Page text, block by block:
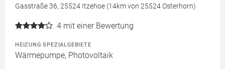
Gasstraße 36, 25524 Itzehoe (14km von 25524 Osterhorn)
4 mit einer Bewertung
HEIZUNG SPEZIALGEBIETE
Wärmepumpe, Photovoltaik